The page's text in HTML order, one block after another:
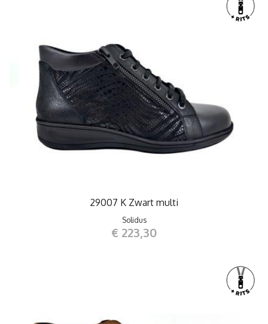
29007 K Zwart multi
Solidus
€ 223,30